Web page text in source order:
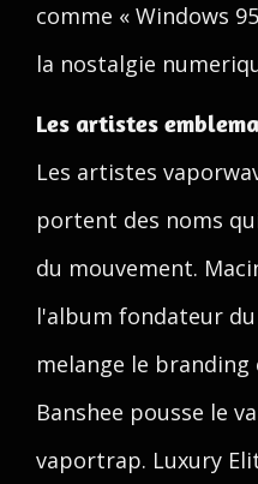
comme « Windows
la nostalgie
Les artistes
Les artistes
portent des noms
du mouvement.
l'album fondateur
melange le
Banshee pousse le
vaportrap. Luxury